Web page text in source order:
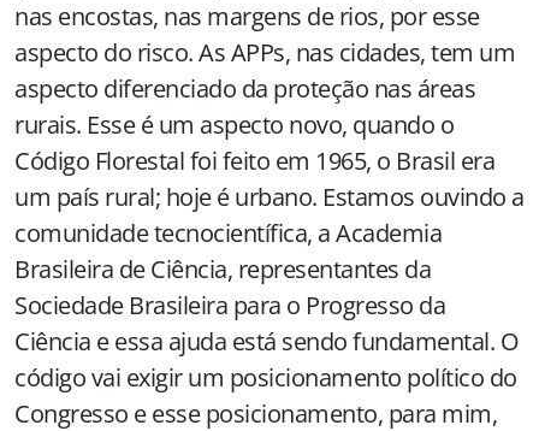
nas encostas, nas margens de rios, por esse
aspecto do risco. As APPs, nas cidades, tem um
aspecto diferenciado da proteção nas áreas
rurais. Esse é um aspecto novo, quando o
Código Florestal foi feito em 1965, o Brasil era
um país rural; hoje é urbano. Estamos ouvindo a
comunidade tecnocientífica, a Academia
Brasileira de Ciência, representantes da
Sociedade Brasileira para o Progresso da
Ciência e essa ajuda está sendo fundamental. O
código vai exigir um posicionamento político do
Congresso e esse posicionamento, para mim,